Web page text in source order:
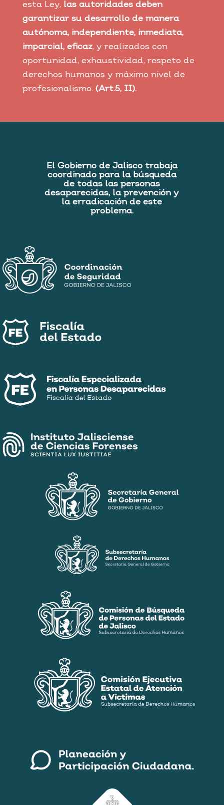
esta Ley, las autoridades deben
garantizar su desarrollo de manera
autónoma, independiente, inmediata,
imparcial, eficaz, y realizados con
oportunidad, exhaustividad, respeto de
derechos humanos y máximo nivel de
profesionalismo. (Art.5, II).
El Gobierno de Jalisco trabaja
coordinado para la búsqueda
de todas las personas
desaparecidas, la prevención y
la erradicación de este
problema.